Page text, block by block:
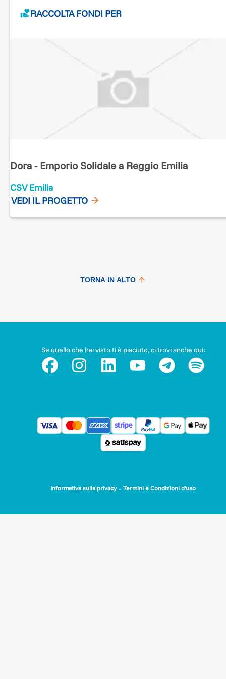
RACCOLTA FONDI PER
Dora - Emporio Solidale a Reggio Emilia
CSV Emilia
VEDI IL PROGETTO
TORNA IN ALTO
Se quello che hai visto ti è piaciuto, ci trovi anche qui:
Informativa sulla privacy - Termini e Condizioni d'uso